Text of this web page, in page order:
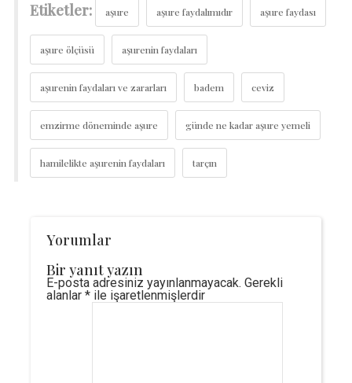
Etiketler: aşure aşure faydalımıdır aşure faydası
aşure ölçüsü aşurenin faydaları
aşurenin faydaları ve zararları badem ceviz
emzirme döneminde aşure günde ne kadar aşure yemeli
hamilelikte aşurenin faydaları tarçın
Yorumlar
Bir yanıt yazın
E-posta adresiniz yayınlanmayacak. Gerekli
alanlar *ile işaretlenmişlerdir